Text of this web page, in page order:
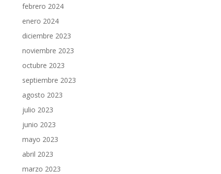
febrero 2024
enero 2024
diciembre 2023
noviembre 2023
octubre 2023
septiembre 2023
agosto 2023
julio 2023
junio 2023
mayo 2023
abril 2023
marzo 2023